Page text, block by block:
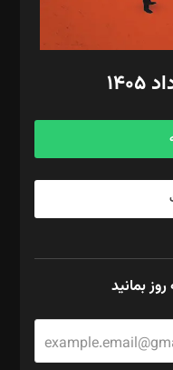
بمانید